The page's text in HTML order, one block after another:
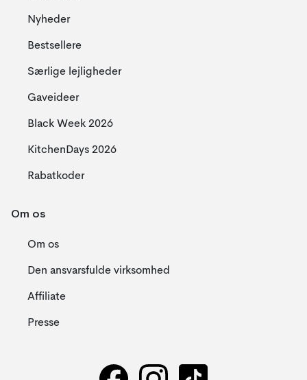
Nyheder
Bestsellere
Særlige lejligheder
Gaveideer
Black Week 2026
KitchenDays 2026
Rabatkoder
Om os
Om os
Den ansvarsfulde virksomhed
Affiliate
Presse